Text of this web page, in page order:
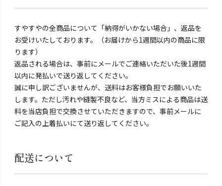
すやすやの全商品について「納得がいかない場合」、返品を
お受けいたしております。（お届けから1週間以内の商品に限
ります）
返品される場合は、事前にメールでご連絡いただいた後1週間
以内に発払いで送り返してください。
誠に申し訳ございませんが、送料はお客様負担でお願いいた
します。ただし汚れや縫製不良など、当方ミスによる商品は送
料を当店負担で交換させていただきますので、事前メールに
ご記入の上着払いにて送り返してください。
配送について